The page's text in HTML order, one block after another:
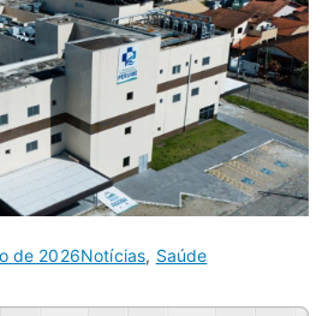
de 2026Notícias, Saúde